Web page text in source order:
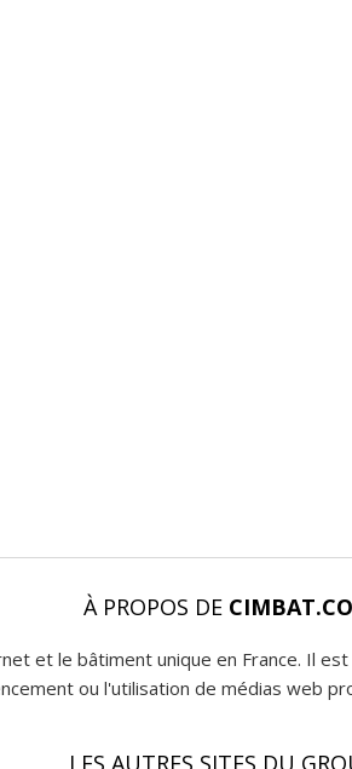
À PROPOS DE
et le bâtiment unique en France. Il
ou l'utilisation de médias web
LES AUTRES SITES DU